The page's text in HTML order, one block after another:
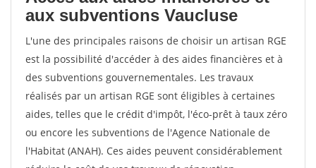
aux subventions Vaucluse
L'une des principales raisons de choisir un artisan RGE
est la possibilité d'accéder à des aides financières et à
des subventions gouvernementales. Les travaux
réalisés par un artisan RGE sont éligibles à certaines
aides, telles que le crédit d'impôt, l'éco-prêt à taux zéro
ou encore les subventions de l'Agence Nationale de
l'Habitat (ANAH). Ces aides peuvent considérablement